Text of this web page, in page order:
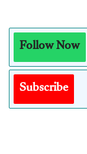
Follow Now
Subscribe